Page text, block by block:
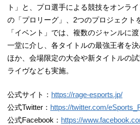
ト」と、プロ選手による競技をオンラ
の「プロリーグ」、2つのプロジェクト
「イベント」では、複数のジャンルに
一堂に介し、各タイトルの最強王者を
ほか、会場限定の大会や新タイトルの
ライヴなども実施。
公式サイト： https://rage-esports.jp/
公式Twitter： https://twitter.com/
公式Facebook： https://